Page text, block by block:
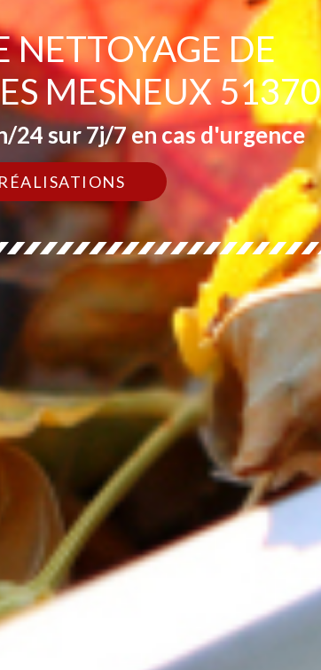
NETTOYAGE DE
MESNEUX 51370
24 sur 7j/7 en cas d'urgence